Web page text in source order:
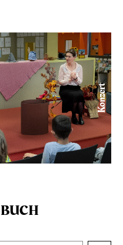
Konzert